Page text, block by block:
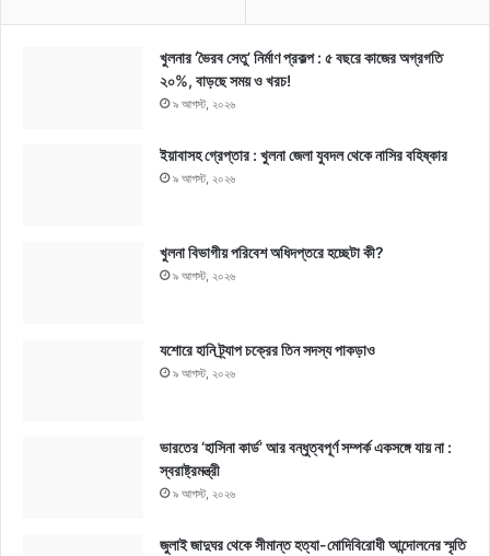
খুলনার ‘ভৈরব সেতু’ নির্মাণ প্রকল্প : ৫ বছরে কাজের অগ্রগতি
২০%, বাড়ছে সময় ও খরচ!
৯ আগস্ট, ২০২৬
ইয়াবাসহ গ্রেপ্তার : খুলনা জেলা যুবদল থেকে নাসির বহিষ্কার
৯ আগস্ট, ২০২৬
খুলনা বিভাগীয় পরিবেশ অধিদপ্তরে হচ্ছেটা কী?
৯ আগস্ট, ২০২৬
যশোরে হানি ট্র্যাপ চক্রের তিন সদস্য পাকড়াও
৯ আগস্ট, ২০২৬
ভারতের ‘হাসিনা কার্ড’ আর বন্ধুত্বপূর্ণ সম্পর্ক একসঙ্গে যায় না :
স্বরাষ্ট্রমন্ত্রী
৯ আগস্ট, ২০২৬
জুলাই জাদুঘর থেকে সীমান্ত হত্যা-মোদিবিরোধী আন্দোলনের স্মৃতি